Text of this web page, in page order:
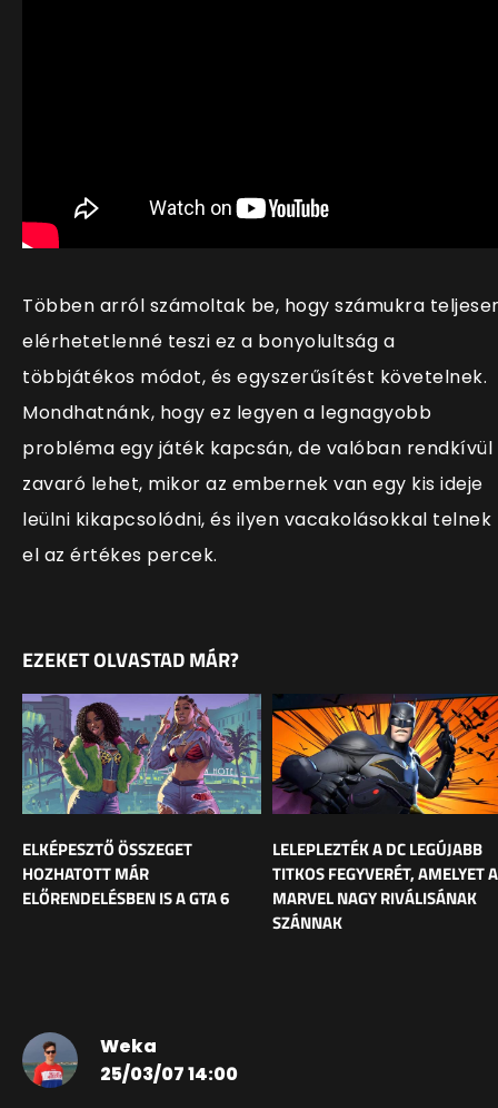
Többen arról számoltak be, hogy számukra
elérhetetlenné teszi ez a bonyolultság a
többjátékos módot, és egyszerűsítést követelnek.
Mondhatnánk, hogy ez legyen a legnagyobb
probléma egy játék kapcsán, de valóban rendkívül
zavaró lehet, mikor az embernek van egy kis ideje
leülni kikapcsolódni, és ilyen vacakolásokkal telnek
el az értékes percek.
EZEKET OLVASTAD MÁR?
ELKÉPESZTŐ ÖSSZEGET
HOZHATOTT MÁR
ELŐRENDELÉSBEN IS A GTA 6
LELEPLEZTÉK A DC LEGÚJABB
TITKOS FEGYVERÉT, AMELYET A
MARVEL NAGY RIVÁLISÁNAK
SZÁNNAK
Weka
25/03/07 14:00